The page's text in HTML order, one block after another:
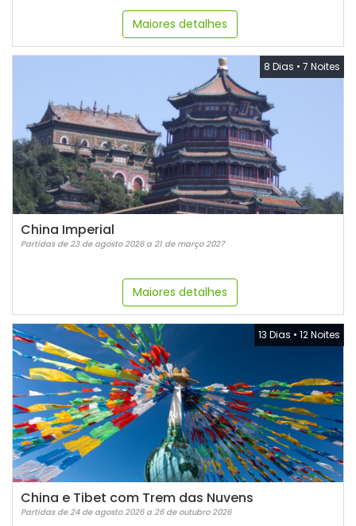
Maiores detalhes
8 Dias • 7 Noites
China Imperial
Partidas de 23 de agosto 2026 a 21 de março 2027
Maiores detalhes
13 Dias • 12 Noites
China e Tibet com Trem das Nuvens
Partidas de 24 de agosto 2026 a 26 de outubro 2026